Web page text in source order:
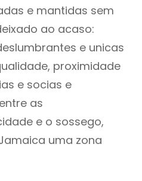
e mantidas sem
ao acaso:
e unicas
proximidade
e socias e
as
e o sossego,
uma zona